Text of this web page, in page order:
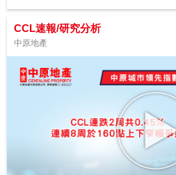
CCL速報/研究分析
中原地產